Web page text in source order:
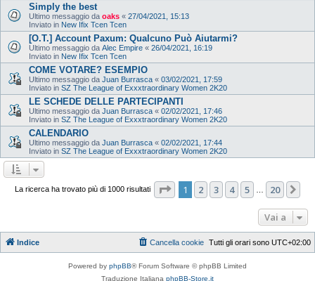
Simply the best
Ultimo messaggio da oaks « 27/04/2021, 15:13
Inviato in New Ifix Tcen Tcen
[O.T.] Account Paxum: Qualcuno Può Aiutarmi?
Ultimo messaggio da Alec Empire « 26/04/2021, 16:19
Inviato in New Ifix Tcen Tcen
COME VOTARE? ESEMPIO
Ultimo messaggio da Juan Burrasca « 03/02/2021, 17:59
Inviato in SZ The League of Exxxtraordinary Women 2K20
LE SCHEDE DELLE PARTECIPANTI
Ultimo messaggio da Juan Burrasca « 02/02/2021, 17:46
Inviato in SZ The League of Exxxtraordinary Women 2K20
CALENDARIO
Ultimo messaggio da Juan Burrasca « 02/02/2021, 17:44
Inviato in SZ The League of Exxxtraordinary Women 2K20
La ricerca ha trovato più di 1000 risultati Pagina di 20
1 2 3 4 5 20
Vai a
Indice Tutti gli orari sono UTC+02:00
Cancella cookie
Powered by phpBB® Forum Software © phpBB Limited
Traduzione Italiana phpBB-Store.it